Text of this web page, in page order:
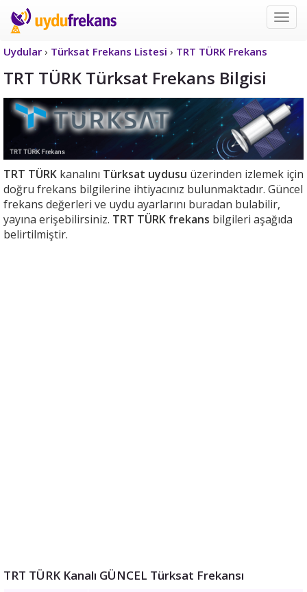
Uydu
Uydular › Türksat Frekans Listesi › TRT TÜRK Frekans
TRT TÜRK Türksat Frekans Bilgisi
TRT TÜRK kanalını Türksat uydusu üzerinden izlemek için
doğru frekans bilgilerine ihtiyacınız bulunmaktadır. Güncel
frekans değerleri ve uydu ayarlarını buradan bulabilir,
yayına erişebilirsiniz. TRT TÜRK frekans bilgileri aşağıda
belirtilmiştir.
TRT TÜRK Kanalı GÜNCEL Türksat Frekansı